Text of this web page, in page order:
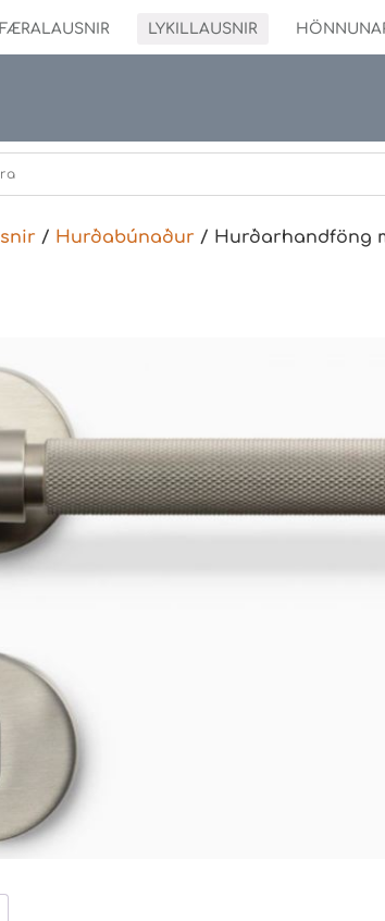
LYKILLAUSNIR
/ Hurðabúnaður / Hurðarhandföng